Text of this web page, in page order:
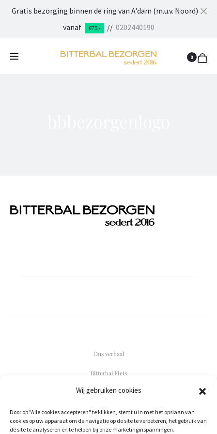
Wij gebruiken cookies
Door op "Alle cookies accepteren" te klikken, stemt u in met het opslaan van
cookies op uw apparaat om de navigatie op de site te verbeteren, het gebruik van
de site te analyseren en te helpen bij onze marketinginspanningen.
Gratis bezorging binnen de ring van A'dam (m.u.v. Noord)
vanaf
€75,- // 0202440190
0
Ons verhaal
Bitterbal Fiets
Contact
F
c
I
s